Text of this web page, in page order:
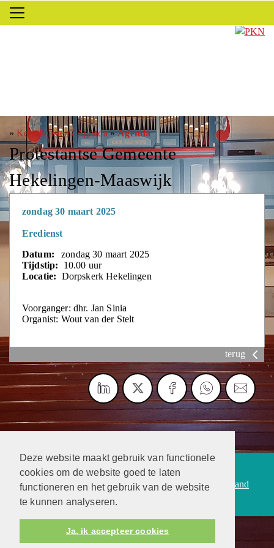
Deze website maakt gebruik van functionele
cookies om de website goed te laten
functioneren en het gebruik van de website
te kunnen analyseren.
Ja, ik accepteer cookies
»Kerkdiensten / Agenda»Agenda
Protestantse Gemeente
Hekelingen-Maaswijk
zondag 30 maart 2025
Eredienst
Datum:
zondag 30 maart 2025
Tijdstip:
10.00 uur
Locatie: Dorpskerk Hekelingen
Voorganger: dhr. Jan Sinia
Organist: Wout van der Stelt
terug
Protestantsekerk.net is een samenwerking tussen de
dienstenorganisatie van deProtestantse Kerk in Nederland
enHuman Content Mediaproducties B.V.